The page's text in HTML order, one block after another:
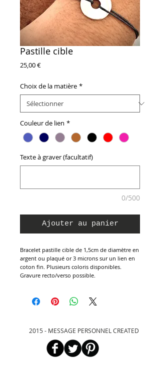
Pastille cible
25,00 €Prix
Choix de la matière *
Couleur de lien *
Texte à graver (facultatif)
0/500
Ajouter au panier
Bracelet pastille cible de 1,5cm de diamètre en
argent ou plaqué or 3 microns sur un lien en
coton fin. Plusieurs coloris disponibles.
Gravure recto/verso possible.
2015 - MESSAGE PERSONNEL CREATED